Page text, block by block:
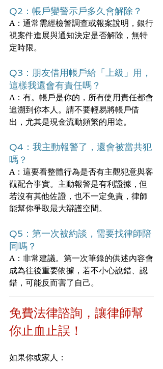
Q2：帳戶變警示戶多久會解除？
A：通常需經檢警調查或報案說明，銀行
視案件進展與通知決定是否解除，無特
定時限。
Q3：朋友借用帳戶給「上級」用，
這樣我還會有責任嗎？
A：有。帳戶是你的，所有使用責任都會
追溯到你本人。請不要輕易將帳戶借
出，尤其是現金流動頻繁的用途。
Q4：我主動報警了，還會被當共犯
嗎？
A：這要看整體行為是否有主觀犯意與客
觀配合事實。主動報警是有利證據，但
若沒有其他佐證，也不一定免責，律師
能幫你爭取最大辯護空間。
Q5：第一次被約談，需要找律師陪
同嗎？
A：非常建議。第一次筆錄的供述內容會
成為往後重要依據，若不小心說錯、認
錯，可能反而害了自己。
免費法律諮詢，讓律師幫
你止血止誤！
如果你或家人：